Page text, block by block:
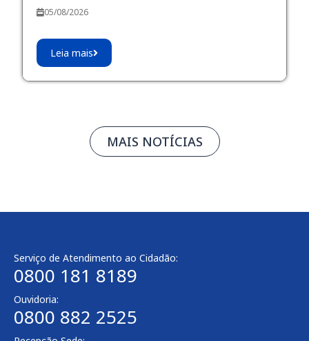
05/08/2026
Leia mais
MAIS NOTÍCIAS
Serviço de Atendimento ao Cidadão:
0800 181 8189
Ouvidoria:
0800 882 2525